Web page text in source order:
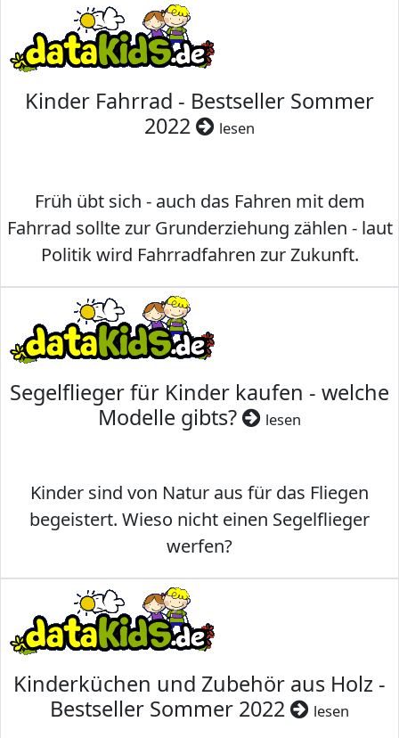
Kinder Fahrrad - Bestseller Sommer
2022
lesen
Früh übt sich - auch das Fahren mit dem
Fahrrad sollte zur Grunderziehung zählen - laut
Politik wird Fahrradfahren zur Zukunft.
Segelflieger für Kinder kaufen - welche
Modelle gibts?
lesen
Kinder sind von Natur aus für das Fliegen
begeistert. Wieso nicht einen Segelflieger
werfen?
Kinderküchen und Zubehör aus Holz -
Bestseller Sommer 2022
lesen